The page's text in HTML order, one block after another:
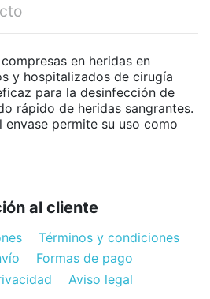
en heridas en
y hospitalizados de cirugía
para la desinfección de
rápido de heridas sangrantes.
envase permite su uso como
al cliente
Términos y condiciones
Formas de pago
Aviso legal